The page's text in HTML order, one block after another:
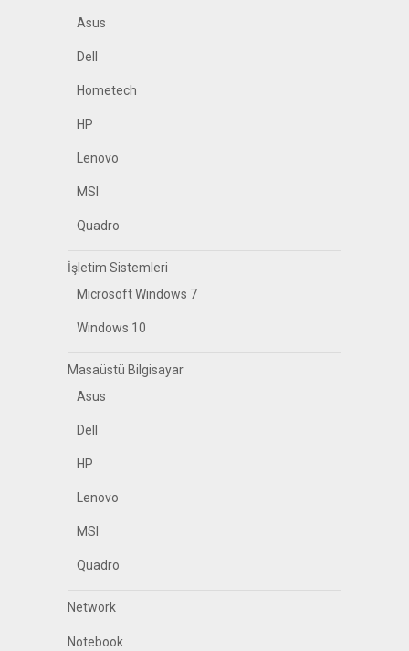
Asus
Dell
Hometech
HP
Lenovo
MSI
Quadro
İşletim Sistemleri
Microsoft Windows 7
Windows 10
Masaüstü Bilgisayar
Asus
Dell
HP
Lenovo
MSI
Quadro
Network
Notebook